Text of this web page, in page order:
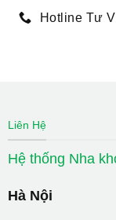
Hotline Tư
Liên Hệ
Hệ thống Nha
Hà Nội